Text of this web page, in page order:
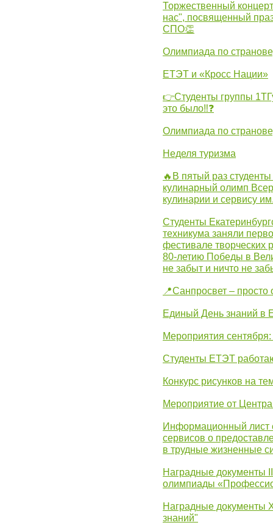
Торжественный
нас", посвященный
СПО👏
Олимпиада по
ЕТЭТ и «Кросс Нации»
👉Студенты группы
это было‼❓
Олимпиада по
Неделя туризма
🔥В пятый раз
кулинарный олимп
кулинарии и сервису
Студенты
техникума заняли
фестивале
80-летию Победы в
не забыт и ничто не
📍Санпросвет –
Единый День знаний в
Мероприятия
Студенты ЕТЭТ
Конкурс рисунков на
Мероприятие от
Информационный лист
сервисов о
в трудные жизненные
Наградные документы
олимпиады
Наградные документы
знаний"